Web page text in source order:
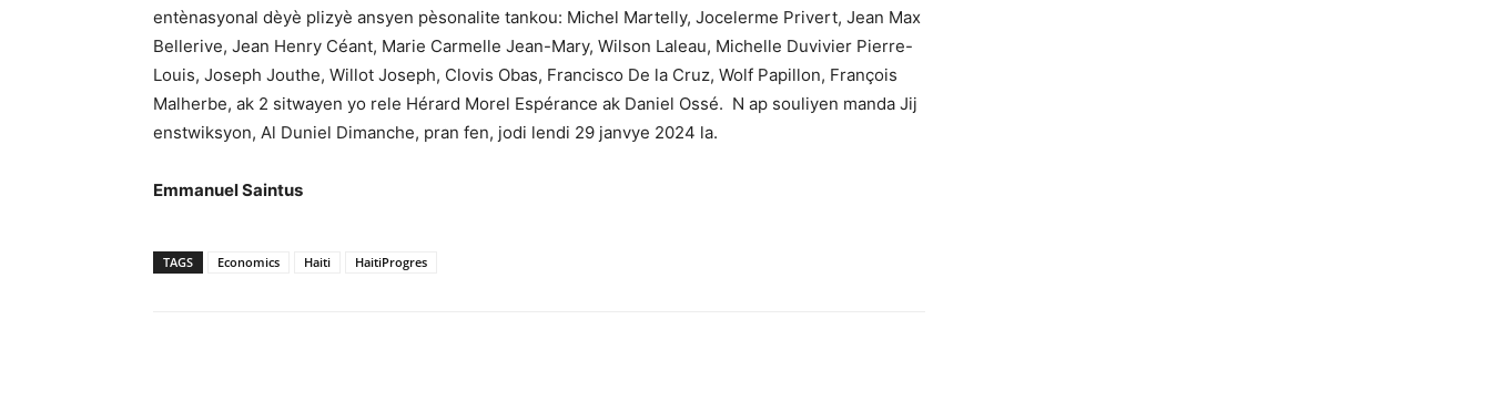
entènasyonal dèyè plizyè ansyen pèsonalite tankou: Michel Martelly, Jocelerme Privert, Jean Max
Bellerive, Jean Henry Céant, Marie Carmelle Jean-Mary, Wilson Laleau, Michelle Duvivier Pierre-
Louis, Joseph Jouthe, Willot Joseph, Clovis Obas, Francisco De la Cruz, Wolf Papillon, François
Malherbe, ak 2 sitwayen yo rele Hérard Morel Espérance ak Daniel Ossé. N ap souliyen manda Jij
enstwiksyon, Al Duniel Dimanche, pran fen, jodi lendi 29 janvye 2024 la.
Emmanuel Saintus
TAGS Economics Haiti HaitiProgres